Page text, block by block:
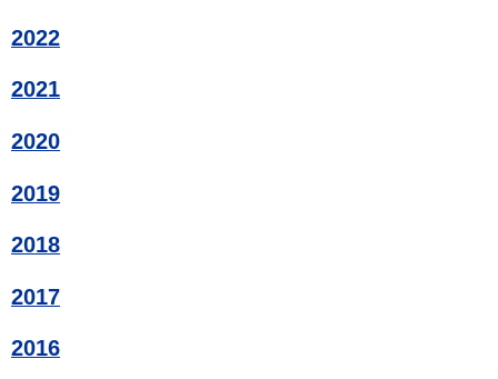
2022
2021
2020
2019
2018
2017
2016